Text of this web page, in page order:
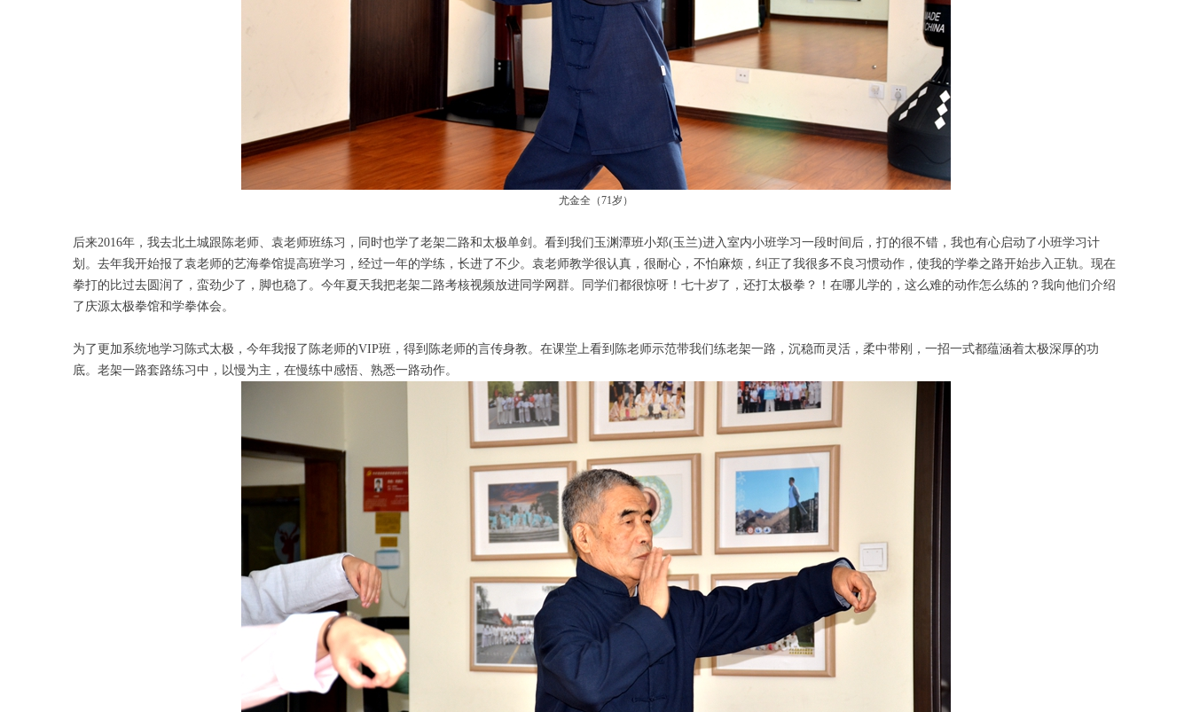
尤金全（71岁）
后来2016年，我去北土城跟陈老师、袁老师班练习，同时也学了老架二路和太极单剑。看到我们玉渊潭班小郑(玉兰)进入室内小班学习一段时间后，打的很不错，我也有心启动了小班学习计
划。去年我开始报了袁老师的艺海拳馆提高班学习，经过一年的学练，长进了不少。袁老师教学很认真，很耐心，不怕麻烦，纠正了我很多不良习惯动作，使我的学拳之路开始步入正轨。现在
拳打的比过去圆润了，蛮劲少了，脚也稳了。今年夏天我把老架二路考核视频放进同学网群。同学们都很惊呀！七十岁了，还打太极拳？！在哪儿学的，这么难的动作怎么练的？我向他们介绍
了庆源太极拳馆和学拳体会。
为了更加系统地学习陈式太极，今年我报了陈老师的VIP班，得到陈老师的言传身教。在课堂上看到陈老师示范带我们练老架一路，沉稳而灵活，柔中带刚，一招一式都蕴涵着太极深厚的功
底。老架一路套路练习中，以慢为主，在慢练中感悟、熟悉一路动作。